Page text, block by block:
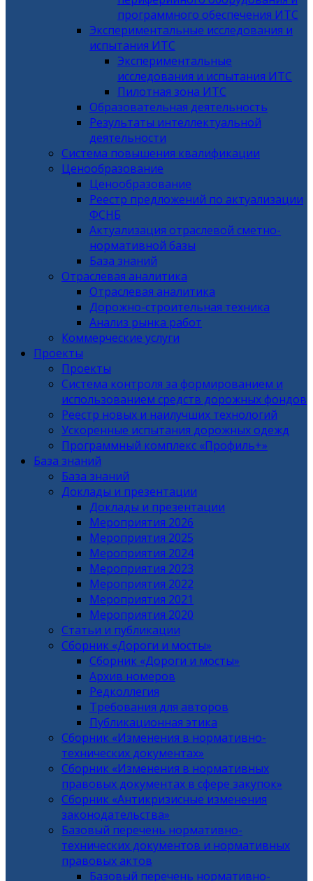
программного обеспечения ИТС
Экспериментальные исследования и
испытания ИТС
Экспериментальные
исследования и испытания ИТС
Пилотная зона ИТС
Образовательная деятельность
Результаты интеллектуальной
деятельности
Система повышения квалификации
Ценообразование
Ценообразование
Реестр предложений по актуализации
ФСНБ
Актуализация отраслевой сметно-
нормативной базы
База знаний
Отраслевая аналитика
Отраслевая аналитика
Дорожно-строительная техника
Анализ рынка работ
Коммерческие услуги
Проекты
Проекты
Система контроля за формированием и
использованием средств дорожных фондов
Реестр новых и наилучших технологий
Ускоренные испытания дорожных одежд
Программный комплекс «Профиль+»
База знаний
База знаний
Доклады и презентации
Доклады и презентации
Мероприятия 2026
Мероприятия 2025
Мероприятия 2024
Мероприятия 2023
Мероприятия 2022
Мероприятия 2021
Мероприятия 2020
Статьи и публикации
Сборник «Дороги и мосты»
Сборник «Дороги и мосты»
Архив номеров
Редколлегия
Требования для авторов
Публикационная этика
Сборник «Изменения в нормативно-
технических документах»
Сборник «Изменения в нормативных
правовых документах в сфере закупок»
Сборник «Антикризисные изменения
законодательства»
Базовый перечень нормативно-
технических документов и нормативных
правовых актов
Базовый перечень нормативно-